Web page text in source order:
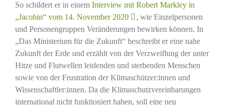
So schildert er in einem Interview mit Robert Markley in
„Jacobin“ vom 14. November 2020
, wie Einzelpersonen
und Personengruppen Veränderungen bewirken können. In
„Das Ministerium für die Zukunft“ beschreibt er eine nahe
Zukunft der Erde und erzählt von der Verzweiflung der unter
Hitze und Flutwellen leidenden und sterbenden Menschen
sowie von der Frustration der Klimaschützer:innen und
Wissenschaftler:innen. Da die Klimaschutzvereinbarungen
international nicht funktioniert haben, soll eine neu